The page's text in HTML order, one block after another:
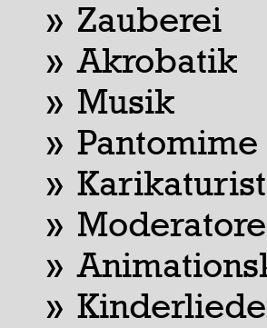
Zauberei
Akrobatik
Musik
Pantomime